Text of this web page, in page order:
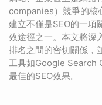
companies）競爭的核
建立不僅是SEO的一項
效途徑之一。本文將深
排名之間的密切關係，
工具如Google Search
最佳的SEO效果。